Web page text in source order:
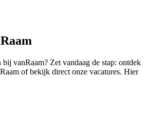
vanRaam? Zet vandaag de stap: ontdek
of bekijk direct onze vacatures. Hier